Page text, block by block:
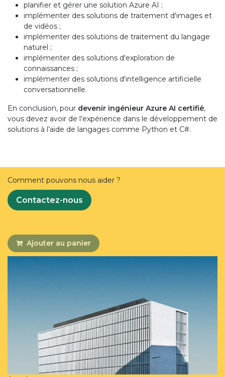
planifier et gérer une solution Azure AI ;
implémenter des solutions de traitement d'images et
de vidéos ;
implémenter des solutions de traitement du langage
naturel ;
implémenter des solutions d'exploration de
connaissances ;
implémenter des solutions d'intelligence artificielle
conversationnelle.
En conclusion, pour devenir ingénieur Azure AI certifié,
vous devez avoir de l’expérience dans le développement de
solutions à l’aide de langages comme Python et C#.
Comment pouvons nous aider ?
Contactez-nous
Ajouter au panier